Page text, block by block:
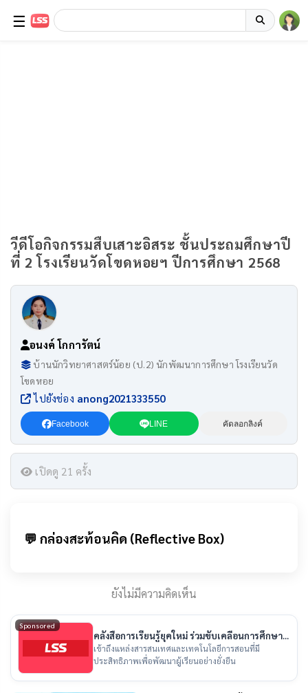
☰
วีดีโอกิจกรรมสืบเสาะอิสระ ชั้นประถมศึกษาปี
ที่ 2 โรงเรียนวัดโขดหอยฯ ปีการศึกษา 2568
อนงค์ โกการัตน์
บ้านนักวิทยาศาสตร์น้อย (ป.2) นักพัฒนาการศึกษา โรงเรียนวัด
โขดหอย
ไปยังช่อง anong2021333550
Facebook LINE คัดลอกลิงค์
เปิดดู 21 ครั้ง
💬 กล่องสะท้อนคิด (Reflective Box)
ยังไม่มีความคิดเห็น
Sponsored
คลังสื่อการเรียนรู้ยุคใหม่ ร่วมขับเคลื่อนการศึกษา
ไทย
เข้าถึงแหล่งสารสนเทศและเทคโนโลยีการสอนที่มี
ประสิทธิภาพเพื่อพัฒนาผู้เรียนอย่างยั่งยืน